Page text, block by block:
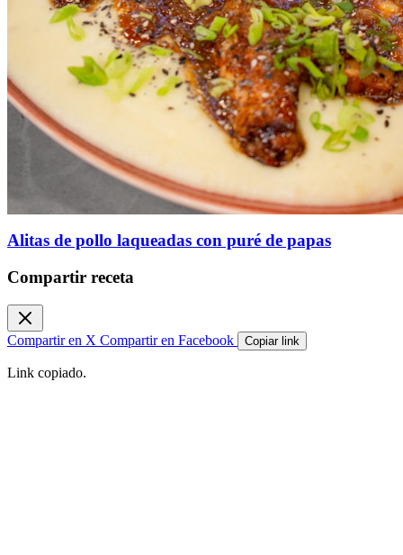
Alitas de pollo laqueadas con puré de papas
Compartir receta
Compartir en X Compartir en Facebook Copiar link
Link copiado.